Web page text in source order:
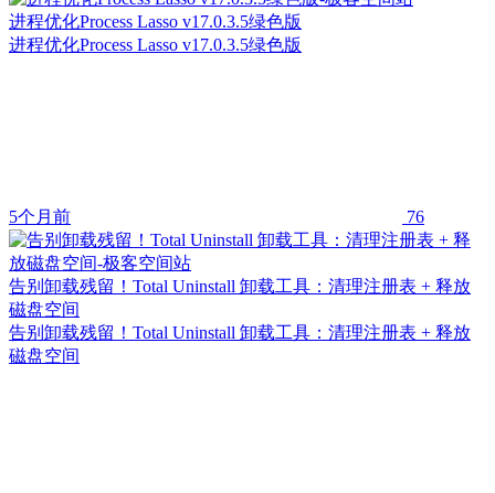
进程优化Process Lasso v17.0.3.5绿色版
进程优化Process Lasso v17.0.3.5绿色版
5个月前 76
告别卸载残留！Total Uninstall 卸载工具：清理注册表 + 释放
磁盘空间
告别卸载残留！Total Uninstall 卸载工具：清理注册表 + 释放
磁盘空间